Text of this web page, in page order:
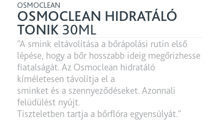
OSMOCLEAN
OSMOCLEAN HIDRATÁLÓ
TONIK 30ML
"A smink eltávolítása a bőrápolási rutin első
lépése, hogy a bőr hosszabb ideig megőrizhesse
fiatalságát. Az Osmoclean hidratáló
kíméletesen távolítja el a
sminket és a szennyeződéseket. Azonnali
felüdülést nyújt.
Tiszteletben tartja a bőrflóra egyensúlyát."